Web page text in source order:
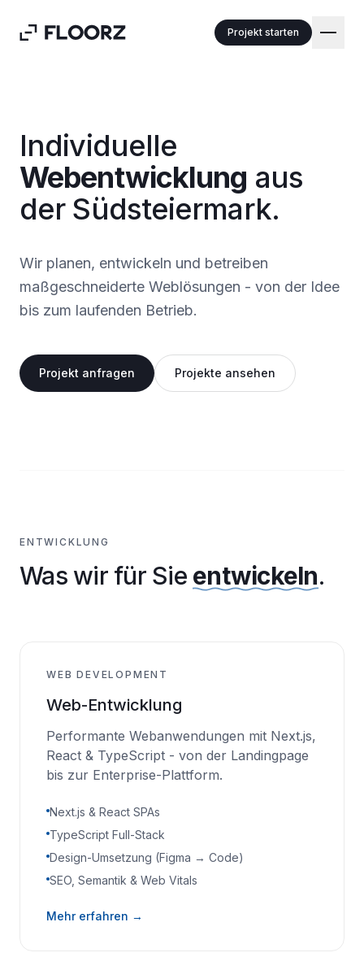
Projekt starten
Individuelle
Webentwicklung aus
der Südsteiermark.
Wir planen, entwickeln und betreiben
maßgeschneiderte Weblösungen - von der Idee
bis zum laufenden Betrieb.
Projekt anfragen Projekte ansehen
ENTWICKLUNG
Was wir für Sie entwickeln.
WEB DEVELOPMENT
Web-Entwicklung
Performante Webanwendungen mit Next.js,
React & TypeScript - von der Landingpage
bis zur Enterprise-Plattform.
Next.js & React SPAs
TypeScript Full-Stack
Design-Umsetzung (Figma → Code)
SEO, Semantik & Web Vitals
Mehr erfahren →